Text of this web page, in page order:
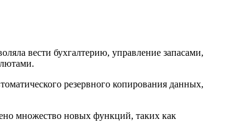
вести бухгалтерию, управление запасами,
резервного копирования данных,
множество новых функций, таких как